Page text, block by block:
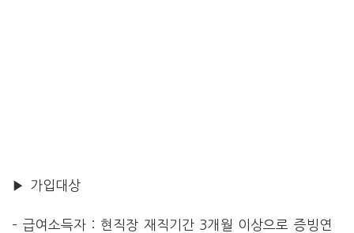
▶ 가입대상
– 급여소득자 : 현직장 재직기간 3개월 이상으로 증빙연